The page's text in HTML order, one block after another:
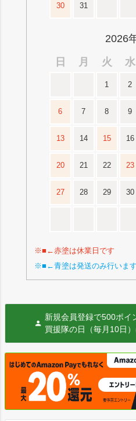
30 31
2026
日
月 火 水
1 2
6 7 8 9
13 14 15 16
20 21 22 23
27 28 29 30
※■←赤塗は休業日です
※■←青塗は発送のみ行います
新規会員登録で500ポイ
買援隊の日（毎月10日